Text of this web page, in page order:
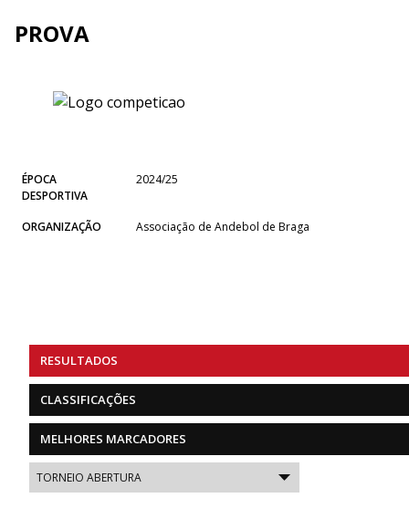
PROVA
ÉPOCA
DESPORTIVA
2024/25
ORGANIZAÇÃO Associação de Andebol de Braga
RESULTADOS
CLASSIFICAÇÕES
MELHORES MARCADORES